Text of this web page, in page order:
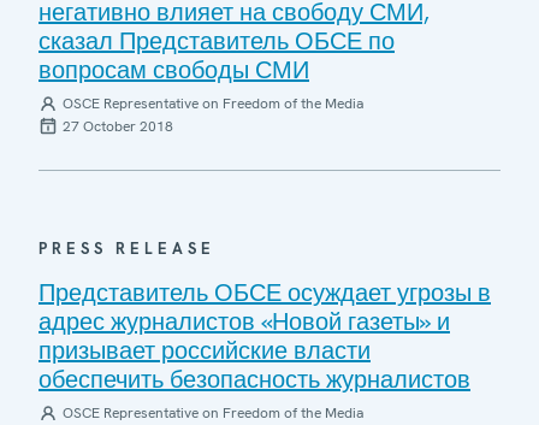
негативно влияет на свободу СМИ,
сказал Представитель ОБСЕ по
вопросам свободы СМИ
OSCE Representative on Freedom of the Media
27 October 2018
PRESS RELEASE
Представитель ОБСЕ осуждает угрозы в
адрес журналистов «Новой газеты» и
призывает российские власти
обеспечить безопасность журналистов
OSCE Representative on Freedom of the Media